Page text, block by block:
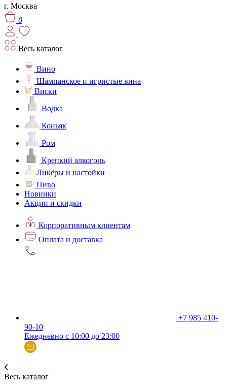
г. Москва
0
Весь каталог
Вино
Шампанское и игристые вина
Виски
Водка
Коньяк
Ром
Крепкий алкоголь
Ликёры и настойки
Пиво
Новинки
Акции и скидки
Корпоративным клиентам
Оплата и доставка
+7 985 410-
90-10
Ежедневно с 10:00 до 23:00
Весь каталог